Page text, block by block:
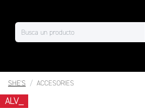
SHE'S ACCESORIES
ALV_